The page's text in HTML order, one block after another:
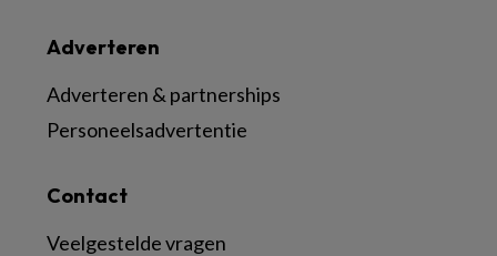
Contact
Veelgestelde vragen
Adverteren
Adverteren & partnerships
Personeelsadvertentie